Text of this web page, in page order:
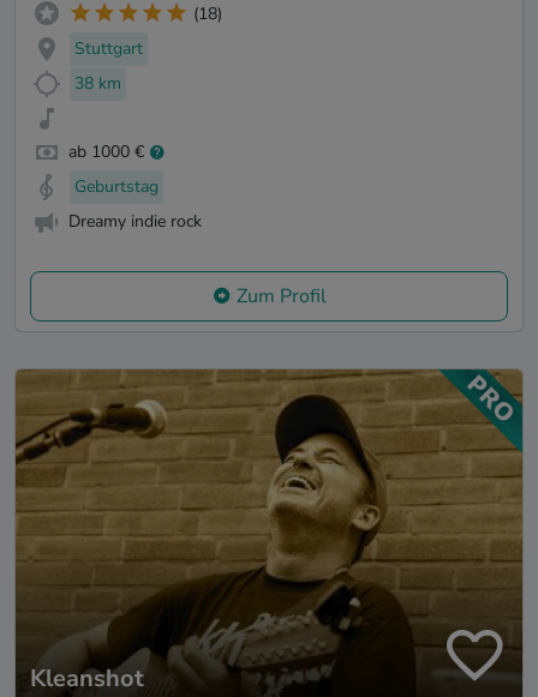
(18)
Stuttgart
38 km
ab 1000 €
Geburtstag
Dreamy indie rock
Zum Profil
Kleanshot